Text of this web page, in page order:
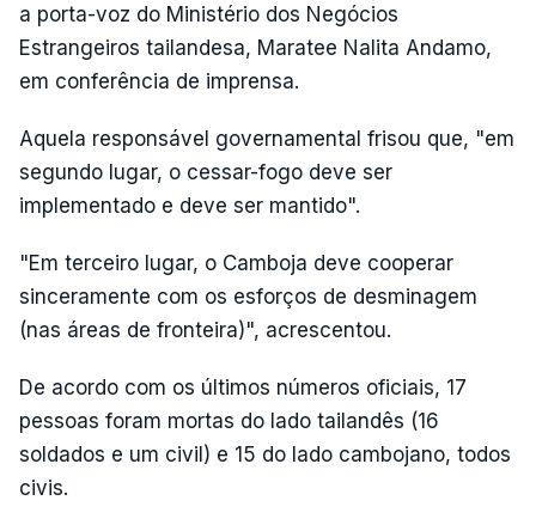
a porta-voz do Ministério dos Negócios
Estrangeiros tailandesa, Maratee Nalita Andamo,
em conferência de imprensa.
Aquela responsável governamental frisou que, "em
segundo lugar, o cessar-fogo deve ser
implementado e deve ser mantido".
"Em terceiro lugar, o Camboja deve cooperar
sinceramente com os esforços de desminagem
(nas áreas de fronteira)", acrescentou.
De acordo com os últimos números oficiais, 17
pessoas foram mortas do lado tailandês (16
soldados e um civil) e 15 do lado cambojano, todos
civis.